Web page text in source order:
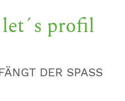
profil
DER SPASS